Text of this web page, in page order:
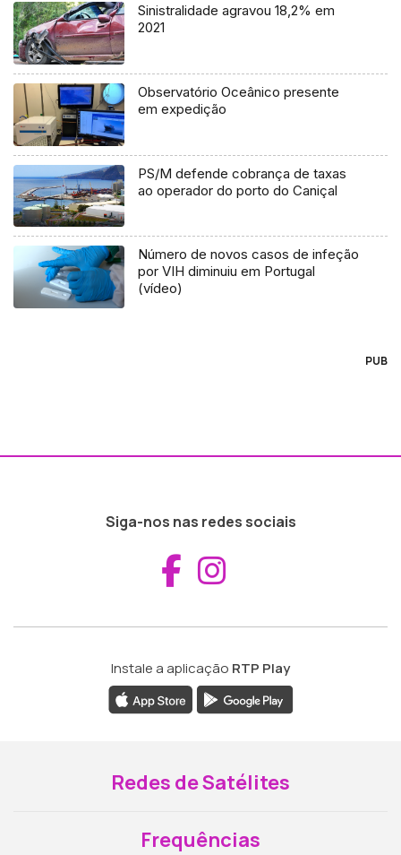
Sinistralidade agravou 18,2% em
2021
Observatório Oceânico presente
em expedição
PS/M defende cobrança de taxas
ao operador do porto do Caniçal
Número de novos casos de infeção
por VIH diminuiu em Portugal
(vídeo)
PUB
Siga-nos nas redes sociais
Aceder ao
Instale a aplicação RTP Play
Redes de Satélites
Frequências